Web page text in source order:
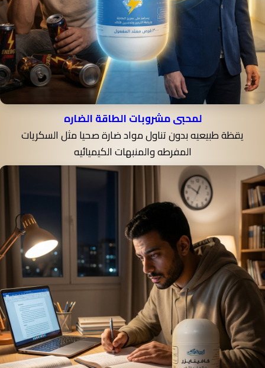
لمحبى مشروبات الطاقة الضاره
يقظة طبيعيه بدون تناول مواد ضارة صحيا مثل السكريات
المفرطه والمنبهات الكيميائيه